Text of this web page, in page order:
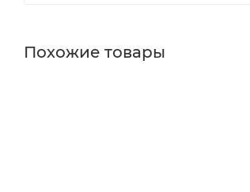
Похожие товары